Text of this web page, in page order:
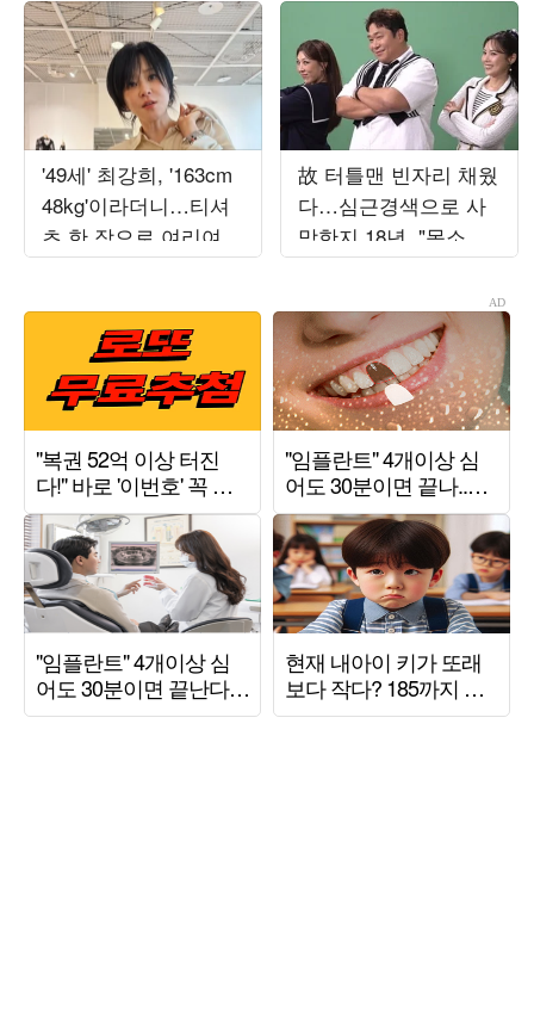
'49세' 최강희, '163cm
48kg'이라더니…티셔
츠 한 장으로 여리여리
뼈말라 몸매 자랑
故 터틀맨 빈자리 채웠
다…심근경색으로 사
망한지 18년, "목소리
찡할 때 있어" ('불후')